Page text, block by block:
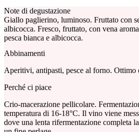
Note di degustazione
Giallo paglierino, luminoso. Fruttato con
albicocca. Fresco, fruttato, con vena
pesca bianca e albicocca.
Abbinamenti
Aperitivi, antipasti, pesce al forno. Ottimo
Perché ci piace
Crio-macerazione pellicolare.
temperatura di 16-18°C. Il vino viene
dove una lenta rifermentazione completa